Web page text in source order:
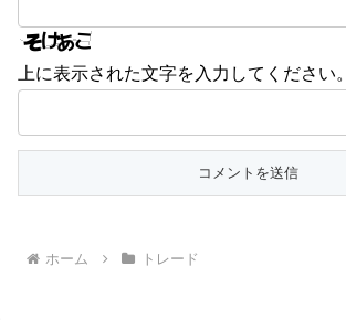
上に表示された文字を入力してください。
ホーム トレード